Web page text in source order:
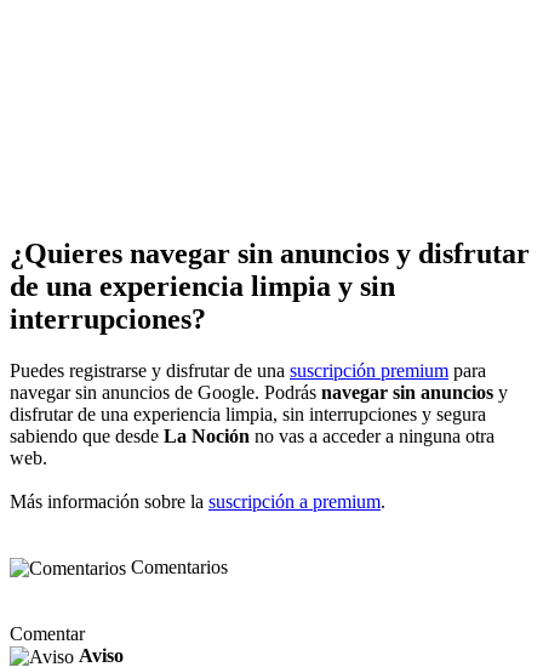
¿Quieres navegar sin anuncios y disfrutar
de una experiencia limpia y sin
interrupciones?
Puedes registrarse y disfrutar de una suscripción premium para
navegar sin anuncios de Google. Podrás navegar sin anuncios y
disfrutar de una experiencia limpia, sin interrupciones y segura
sabiendo que desde La Noción no vas a acceder a ninguna otra
web.
Más información sobre la suscripción a premium.
Comentarios
Comentar
Aviso